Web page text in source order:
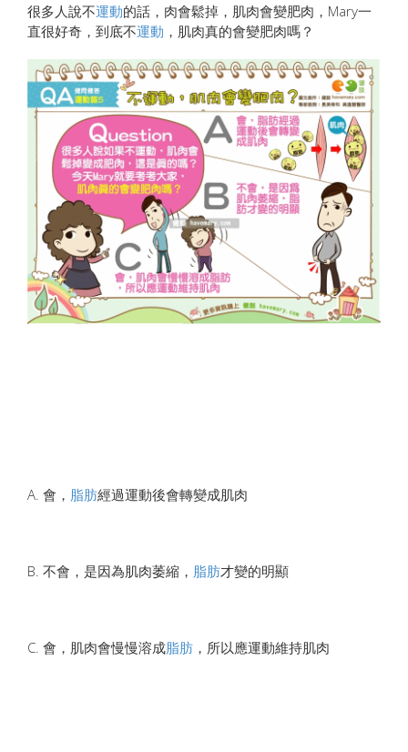
很多人說不運動的話，肉會鬆掉，肌肉會變肥肉，Mary一
直很好奇，到底不運動 ，肌肉真的會變肥肉嗎？
A. 會， 脂肪經過運動後會轉變成肌肉
B. 不會，是因為肌肉萎縮， 脂肪才變的明顯
C. 會，肌肉會慢慢溶成脂肪 ，所以應運動維持肌肉